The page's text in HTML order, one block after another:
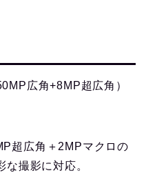
広角+8MP超広角）
超広角＋2MPマクロの
な撮影に対応。